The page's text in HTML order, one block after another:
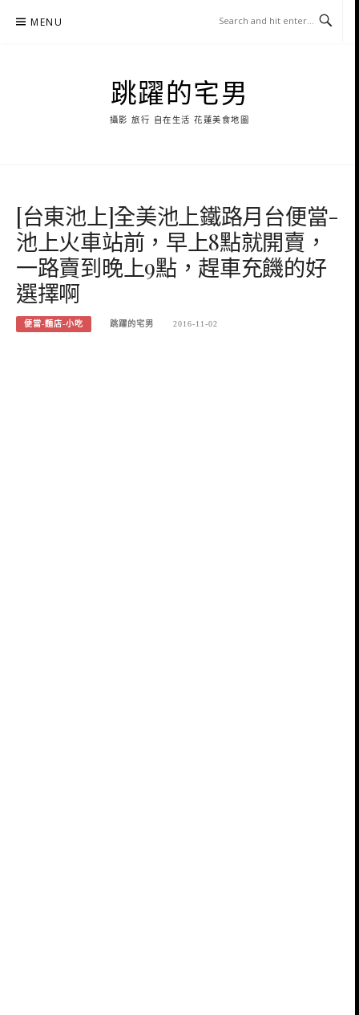
MENU
跳躍的宅男
攝影 旅行 自在生活 花蓮美食地圖
[台東池上]全美池上鐵路月台便當-
池上火車站前，早上8點就開賣，
一路賣到晚上9點，趕車充饑的好
選擇啊
便當-麵店-小吃 跳躍的宅男 2016-11-02